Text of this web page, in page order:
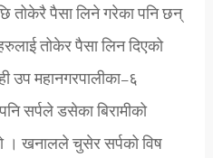
तोकेरै पैसा लिने गरेका पनि छन्
तोकेर पैसा लिन दिएको
उप महानगरपालीका–६
सर्पले डसेका बिरामीको
। खनालले चुसेर सर्पको विष